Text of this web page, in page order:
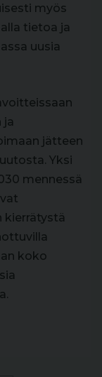
myös
tietoa ja
uusia
ja
jätteen
Yksi
mennessä
kierrätystä
koko